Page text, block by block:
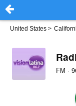
United States >
FM ·